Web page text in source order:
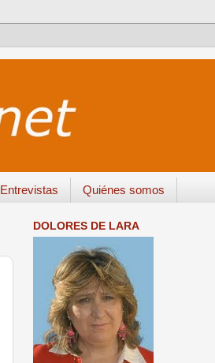
Entrevistas Quiénes somos
DOLORES DE LARA